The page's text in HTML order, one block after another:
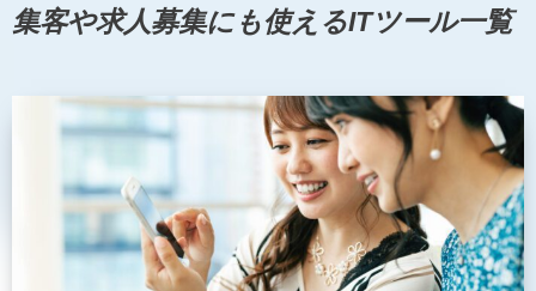
集客や求人募集にも使えるITツール一覧